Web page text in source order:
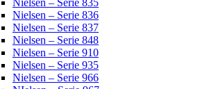
Nielsen – Serie 835
Nielsen – Serie 836
Nielsen – Serie 837
Nielsen – Serie 848
Nielsen – Serie 910
Nielsen – Serie 935
Nielsen – Serie 966